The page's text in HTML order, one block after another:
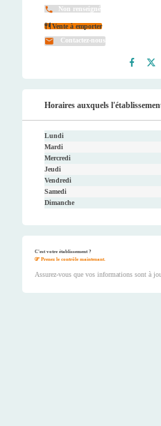
Non renseigné
Vente à emporter
Contactez-nous
ook
er
Horaires auxquels
Lundi
Mardi
Mercredi
Jeudi
Vendredi
Samedi
Dimanche
C'est votre établissement ?
Prenez le contrôle maintenant.
Assurez-vous que vos informations sont à